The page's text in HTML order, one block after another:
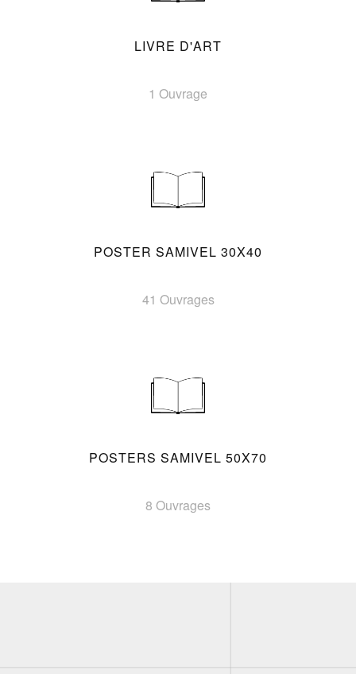
LIVRE D'ART
1 Ouvrage
POSTER SAMIVEL 30X40
41 Ouvrages
POSTERS SAMIVEL 50X70
8 Ouvrages